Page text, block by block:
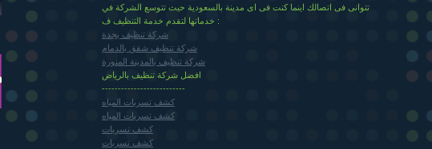
تتوانى فى اتصالك اينما كنت فى اى مدينة بالسعودية حيث تتوسع الشركة في
خدماتها لتقدم خدمة التنظيف ف :
شركة تنظيف بجدة
شركة تنظيف شقق بالدمام
شركة تنظيف بالمدينة المنورة
افضل شركة تنظيف بالرياض
--------------------------
كشف تسربات المياه
كشف تسربات المياه
كشف تسربات
كشف تسربات